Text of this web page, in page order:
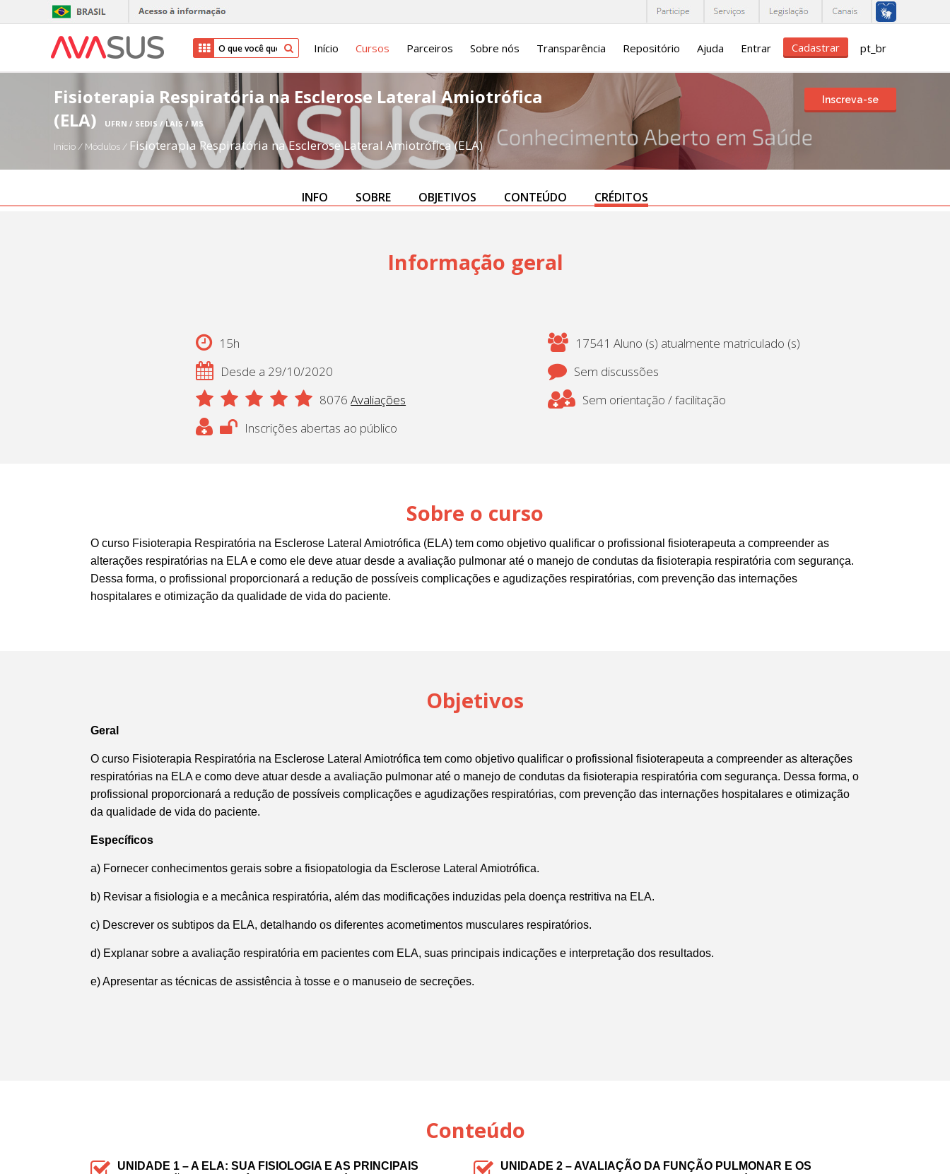
Início Cursos Parceiros Sobre nós Transparência Repositório Ajuda Entrar Cadastrar pt_br
Fisioterapia Respiratória na Esclerose Lateral Amiotrófica
(ELA)
UFRN / SEDIS / LAIS / MS
Início / Módulos/ Fisioterapia Respiratória na Esclerose Lateral Amiotrófica (ELA)
Inscreva-se
INFO SOBRE OBJETIVOS CONTEÚDO CRÉDITOS
Informação geral
15h
17541 Aluno (s) atualmente matriculado (s)
Desde a 29/10/2020
Sem discussões
8076 Avaliações
Sem orientação / facilitação
Inscrições abertas ao público
Sobre o curso
O curso Fisioterapia Respiratória na Esclerose Lateral Amiotrófica (ELA) tem como objetivo qualificar o profissional fisioterapeuta a compreender as
alterações respiratórias na ELA e como ele deve atuar desde a avaliação pulmonar até o manejo de condutas da fisioterapia respiratória com segurança.
Dessa forma, o profissional proporcionará a redução de possíveis complicações e agudizações respiratórias, com prevenção das internações
hospitalares e otimização da qualidade de vida do paciente.
Objetivos
Geral
O curso Fisioterapia Respiratória na Esclerose Lateral Amiotrófica tem como objetivo qualificar o profissional fisioterapeuta a compreender as alterações
respiratórias na ELA e como deve atuar desde a avaliação pulmonar até o manejo de condutas da fisioterapia respiratória com segurança. Dessa forma, o
profissional proporcionará a redução de possíveis complicações e agudizações respiratórias, com prevenção das internações hospitalares e otimização
da qualidade de vida do paciente.
Específicos
a) Fornecer conhecimentos gerais sobre a fisiopatologia da Esclerose Lateral Amiotrófica.
b) Revisar a fisiologia e a mecânica respiratória, além das modificações induzidas pela doença restritiva na ELA.
c) Descrever os subtipos da ELA, detalhando os diferentes acometimentos musculares respiratórios.
d) Explanar sobre a avaliação respiratória em pacientes com ELA, suas principais indicações e interpretação dos resultados.
e) Apresentar as técnicas de assistência à tosse e o manuseio de secreções.
Conteúdo
UNIDADE 1 –A ELA: SUA FISIOLOGIA E AS PRINCIPAIS
UNIDADE 2 –AVALIAÇÃO DA FUNÇÃO PULMONAR E OS